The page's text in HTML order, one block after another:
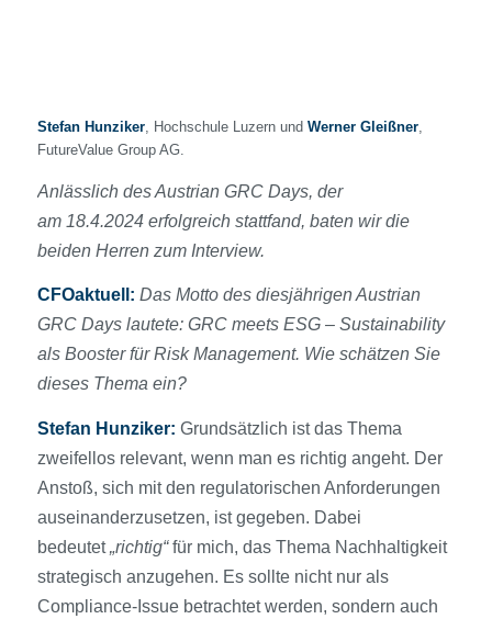
Stefan Hunziker, Hochschule Luzern und Werner Gleißner,
FutureValue Group AG.
Anlässlich des Austrian GRC Days, der
am 18.4.2024erfolgreich stattfand, baten wir die
beiden Herren zum Interview.
CFOaktuell: Das Motto des diesjährigen Austrian
GRC Days lautete: GRC meets ESG – Sustainability
als Booster für Risk Management. Wie schätzen Sie
dieses Thema ein?
Stefan Hunziker: Grundsätzlich ist das Thema
zweifellos relevant, wenn man es richtig angeht. Der
Anstoß, sich mit den regulatorischen Anforderungen
auseinanderzusetzen, ist gegeben. Dabei
bedeutet„richtig“für mich, das Thema Nachhaltigkeit
strategisch anzugehen. Es sollte nicht nur als
Compliance-Issue betrachtet werden, sondern auch